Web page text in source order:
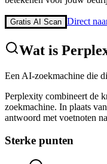
Gratis AI Scan Direct
Wat is
Een AI-zoekmachine die
Perplexity combineert de
zoekmachine. In plaats
antwoord met voetnoten
Sterke punten